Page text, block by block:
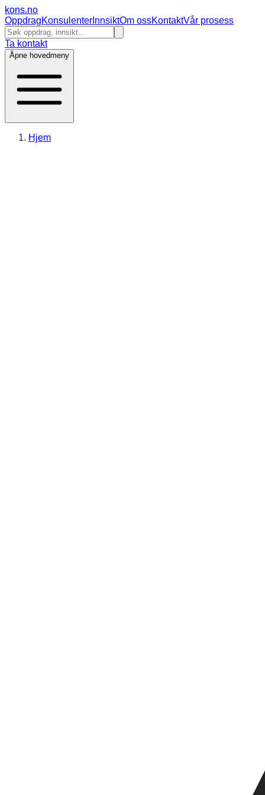
kons.no
OppdragKonsulenter InnsiktOm ossKontaktVår prosess
Ta kontakt
Åpne hovedmeny
Hjem